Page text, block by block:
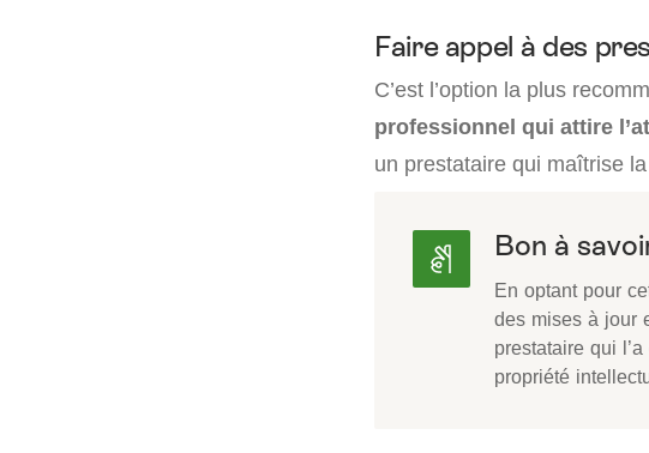
Faire appel à des
C’est l’option la plus
professionnel qui attire
un prestataire qui maîtrise
Bon à
En optant pour
des mises à jour
prestataire qui
propriété